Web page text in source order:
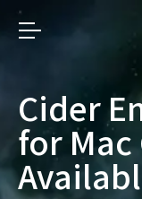
Cider
for Mac